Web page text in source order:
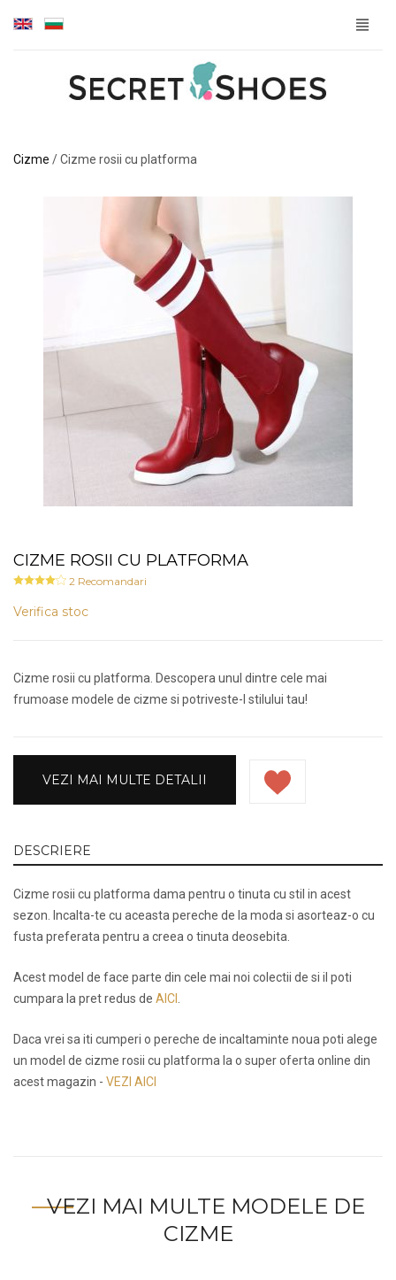
Cizme /Cizme rosii cu platforma
CIZME ROSII CU PLATFORMA
2 Recomandari
Verifica stoc
Cizme rosii cu platforma. Descopera unul dintre cele mai
frumoase modele de cizme si potriveste-l stilului tau!
VEZI MAI MULTE DETALII
DESCRIERE
Cizme rosii cu platforma dama pentru o tinuta cu stil in acest
sezon. Incalta-te cu aceasta pereche de la moda si asorteaz-o cu
fusta preferata pentru a creea o tinuta deosebita.
Acest model de face parte din cele mai noi colectii de si il poti
cumpara la pret redus de AICI
Daca vrei sa iti cumperi o pereche de incaltaminte noua poti alege
un model de cizme rosii cu platforma la o super oferta online din
acest magazin - VEZI AICI
VEZI MAI MULTE MODELE DE
CIZME